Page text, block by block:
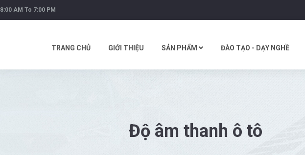
8:00 AM To 7:00 PM
TRANG CHỦ GIỚI THIỆU SẢN PHẨM ĐÀO TẠO - DẠY NGHỀ
Độ âm thanh ô tô